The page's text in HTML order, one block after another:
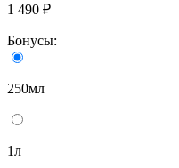
1 490 ₽
Бонусы:
250мл
1л